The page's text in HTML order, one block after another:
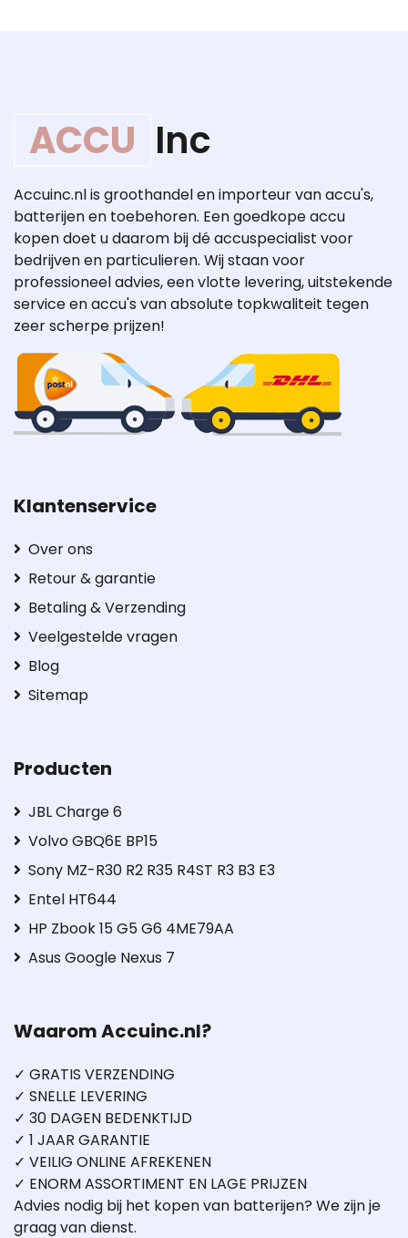
ACCU Inc
Accuinc.nl is groothandel en importeur van accu's,
batterijen en toebehoren. Een goedkope accu
kopen doet u daarom bij dé accuspecialist voor
bedrijven en particulieren. Wij staan voor
professioneel advies, een vlotte levering, uitstekende
service en accu's van absolute topkwaliteit tegen
zeer scherpe prijzen!
Klantenservice
Over ons
Retour & garantie
Betaling & Verzending
Veelgestelde vragen
Blog
Sitemap
Producten
JBL Charge 6
Volvo GBQ6E BP15
Sony MZ-R30 R2 R35 R4ST R3 B3 E3
Entel HT644
HP Zbook 15 G5 G6 4ME79AA
Asus Google Nexus 7
Waarom Accuinc.nl?
✓ GRATIS VERZENDING
✓ SNELLE LEVERING
✓ 30 DAGEN BEDENKTIJD
✓ 1 JAAR GARANTIE
✓ VEILIG ONLINE AFREKENEN
✓ ENORM ASSORTIMENT EN LAGE PRIJZEN
Advies nodig bij het kopen van batterijen? We zijn je
graag van dienst.